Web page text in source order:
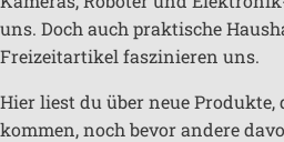
uns. Doch auch praktische
Freizeitartikel faszinieren uns.
Hier liest du über neue
kommen, noch bevor andere